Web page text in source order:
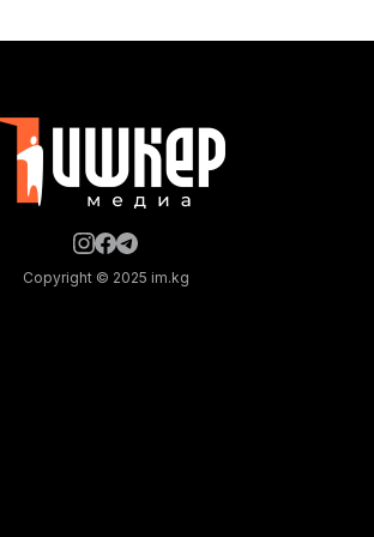
бир катар келишимдерге кол
Copyright © 2025 im.kg